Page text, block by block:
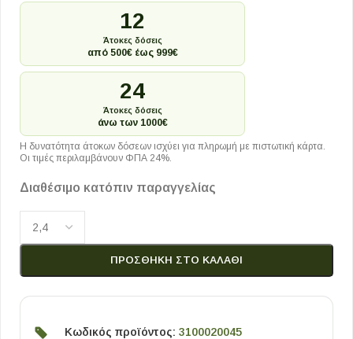
12
Άτοκες δόσεις
από 500€ έως 999€
24
Άτοκες δόσεις
άνω των 1000€
Η δυνατότητα άτοκων δόσεων ισχύει για πληρωμή με πιστωτική κάρτα.
Οι τιμές περιλαμβάνουν ΦΠΑ 24%.
Διαθέσιμο κατόπιν παραγγελίας
ΠΡΟΣΘΉΚΗ ΣΤΟ ΚΑΛΆΘΙ
Κωδικός προϊόντος: 3100020045